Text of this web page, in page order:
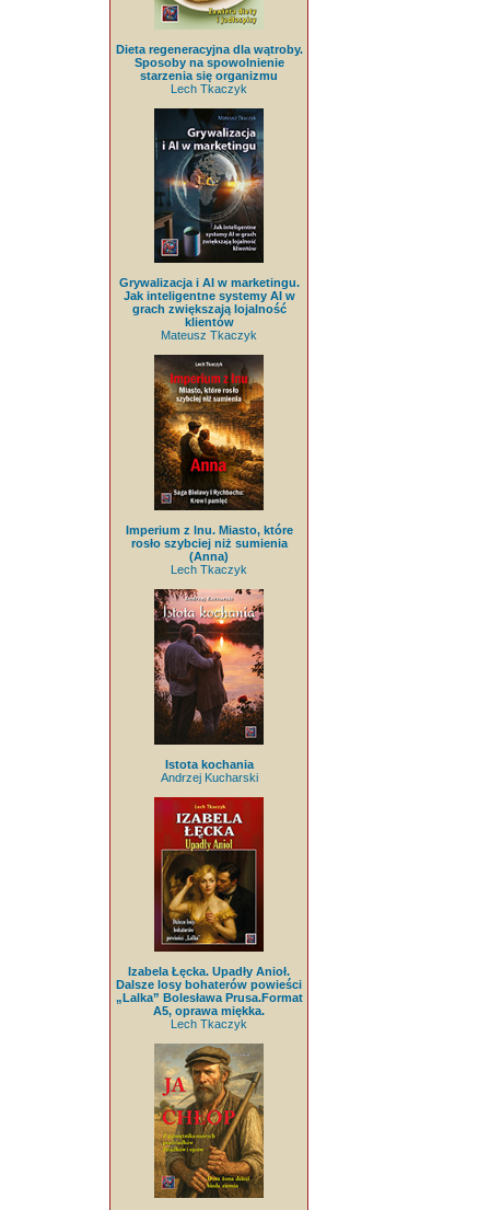
Dieta regeneracyjna dla wątroby.
Sposoby na spowolnienie
starzenia się organizmu
Lech Tkaczyk
Grywalizacja i AI w marketingu.
Jak inteligentne systemy AI w
grach zwiększają lojalność
klientów
Mateusz Tkaczyk
Imperium z lnu. Miasto, które
rosło szybciej niż sumienia
(Anna)
Lech Tkaczyk
Istota kochania
Andrzej Kucharski
Izabela Łęcka. Upadły Anioł.
Dalsze losy bohaterów powieści
„Lalka” Bolesława Prusa.Format
A5, oprawa miękka.
Lech Tkaczyk